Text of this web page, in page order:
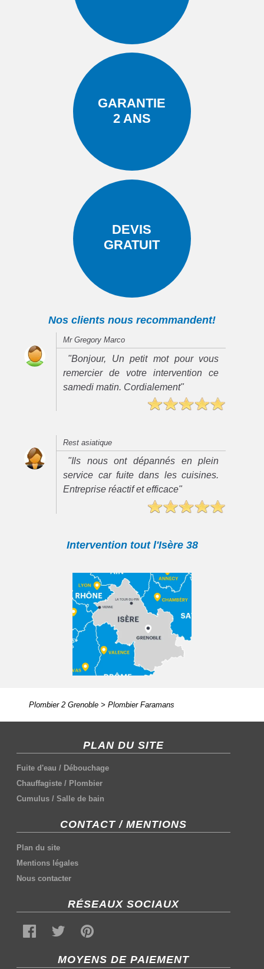
GARANTIE
2 ANS
DEVIS
GRATUIT
Nos clients nous recommandent!
Mr Gregory Marco
"Bonjour, Un petit mot pour vous
remercier de votre intervention ce
samedi matin. Cordialement"
Rest asiatique
"Ils nous ont dépannés en plein
service car fuite dans les cuisines.
Entreprise réactif et efficace"
Intervention tout l'Isère 38
Plombier 2 Grenoble> Plombier Faramans
PLAN DU SITE
Fuite d'eau / Débouchage
Chauffagiste / Plombier
Cumulus /Salle de bain
CONTACT / MENTIONS
Plan du site
Mentions légales
Nous contacter
RÉSEAUX SOCIAUX
MOYENS DE PAIEMENT